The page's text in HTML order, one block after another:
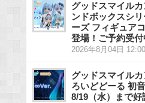
グッドスマイル
ンドボックスシ
ーズ フィギュア
登場！ご予約受付
2026年8月04日 12:00
グッドスマイル
ろいどどーる 初
8/19（水）まで好